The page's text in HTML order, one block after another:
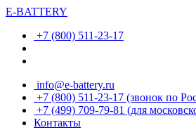
E-BATTERY
+7 (800) 511-23-17
info@e-battery.ru
+7 (800) 511-23-17 (звонок по
+7 (499) 709-79-81 (для
Контакты